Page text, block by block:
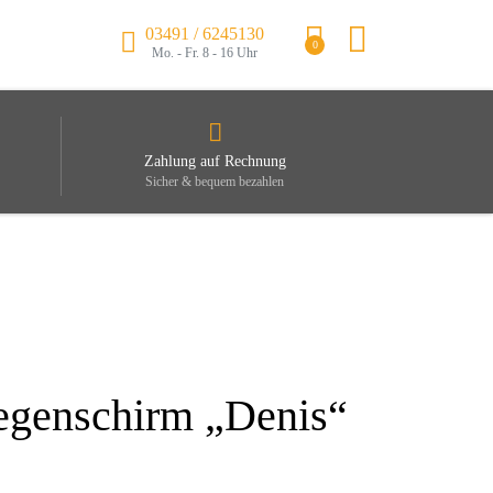
03491 / 6245130
Mo. - Fr. 8 - 16 Uhr
0
Zahlung auf Rechnung
Sicher & bequem bezahlen
„Denis“